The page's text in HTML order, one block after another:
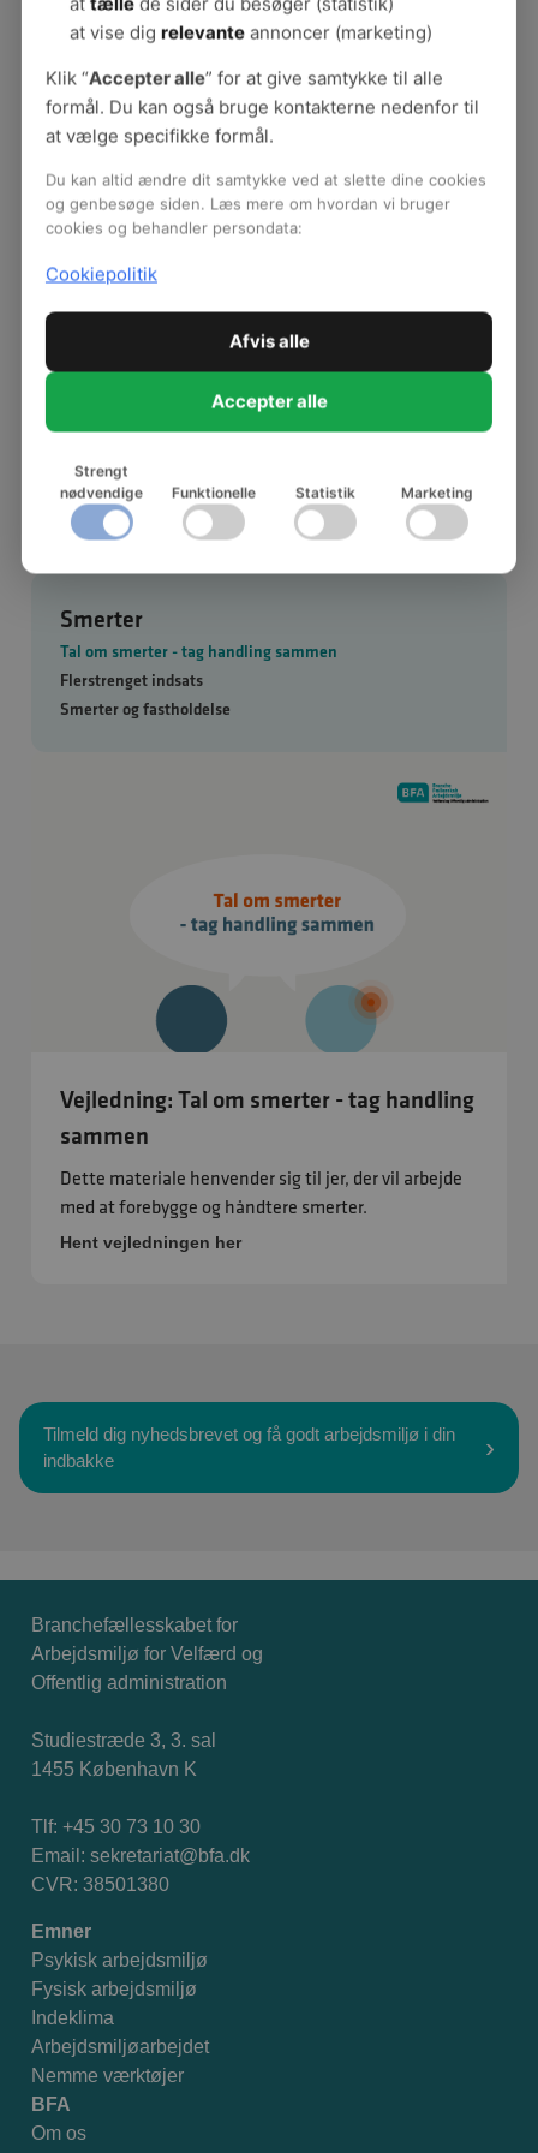
Smerter
Tal om smerter - tag handling sammen
Flerstrenget indsats
Smerter og fastholdelse
Vejledning: Tal om smerter - tag handling
sammen
Dette materiale henvender sig til jer, der vil arbejde
med at forebygge og håndtere smerter.
Hent vejledningen her
største årsager til sygefravær og tidlig
tilbagetrækning fra arbejdsmarkedet.
Hvader smerter?
Smerter er en sanseoplevelse, som skabes i
tilbagevendende. Selv om smerter føles
ubehagelige, er de ikke altid farlige, og man kan
forskellige faktorer i et samspil mellem
betydning for den enkeltes smerteoplevelse.
Tilmeld dig nyhedsbrevet og få godt arbejdsmiljø i din
indbakke
Branchefællesskabet for
Arbejdsmiljø for Velfærd og
Offentlig administration
Studiestræde 3, 3. sal
1455 København K
Tlf: +45 30 73 10 30
Email: sekretariat@bfa.dk
CVR: 38501380
Emner
Psykisk arbejdsmiljø
Fysisk arbejdsmiljø
Indeklima
Arbejdsmiljøarbejdet
Nemme værktøjer
BFA
Om os
at vise dig relevanteannoncer (marketing)
Klik “Accepter alle” for at give samtykke til alle
formål. Du kan også bruge kontakterne nedenfor til
at vælge specifikke formål.
Du kan altid ændre dit samtykke ved at slette dine cookies
og genbesøge siden. Læs mere om hvordan vi bruger
cookies og behandler persondata:
Cookiepolitik
Afvis alle
Accepter alle
Strengt
nødvendige
Funktionelle Statistik Marketing